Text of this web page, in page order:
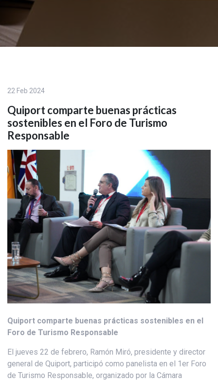
22 Feb 2024
Quiport comparte buenas prácticas
sostenibles en el Foro de Turismo
Responsable
Quiport comparte buenas prácticas sostenibles en el
Foro de Turismo Responsable
El jueves 22 de febrero, Ramón Miró, presidente y director
general de Quiport, participó como panelista en el 1er Foro
de Turismo Responsable, organizado por la Cámara